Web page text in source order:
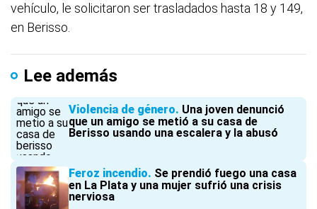
vehículo, le solicitaron ser trasladados hasta 18 y 149,
en Berisso.
Lee además
Violencia de género Una joven denunció
que un amigo se metió a su casa de
Berisso usando una escalera y la abusó
Feroz incendio Se prendió fuego una casa
en La Plata y una mujer sufrió una crisis
nerviosa